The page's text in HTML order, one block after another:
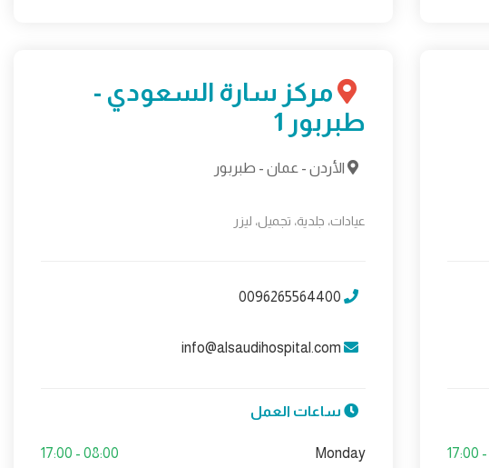
مركز سارة السعودي -
طبربور 1
الأردن - عمان - طبربور
عيادات، جلدية، تجميل، ليزر
0096265564400
info@alsaudihospital.com
ساعات العمل
Monday
08:00 - 17:00